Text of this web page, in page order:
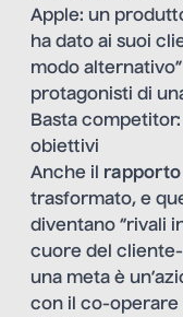
Apple: un
ha dato ai suoi
modo alternativo”
protagonisti di
Basta
obiettivi
Anche il
trasformato, e
diventano “rivali
cuore del
una meta è
con il co-operare